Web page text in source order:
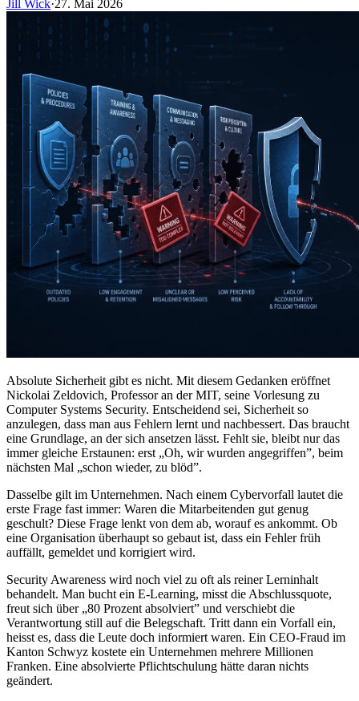
Jill Wick·27. Mai 2026
Absolute Sicherheit gibt es nicht. Mit diesem Gedanken eröffnet
Nickolai Zeldovich, Professor an der MIT, seine Vorlesung zu
Computer Systems Security. Entscheidend sei, Sicherheit so
anzulegen, dass man aus Fehlern lernt und nachbessert. Das braucht
eine Grundlage, an der sich ansetzen lässt. Fehlt sie, bleibt nur das
immer gleiche Erstaunen: erst „Oh, wir wurden angegriffen”, beim
nächsten Mal „schon wieder, zu blöd”.
Dasselbe gilt im Unternehmen. Nach einem Cybervorfall lautet die
erste Frage fast immer: Waren die Mitarbeitenden gut genug
geschult? Diese Frage lenkt von dem ab, worauf es ankommt. Ob
eine Organisation überhaupt so gebaut ist, dass ein Fehler früh
auffällt, gemeldet und korrigiert wird.
Security Awareness wird noch viel zu oft als reiner Lerninhalt
behandelt. Man bucht ein E-Learning, misst die Abschlussquote,
freut sich über „80 Prozent absolviert” und verschiebt die
Verantwortung still auf die Belegschaft. Tritt dann ein Vorfall ein,
heisst es, dass die Leute doch informiert waren. Ein CEO-Fraud im
Kanton Schwyz kostete ein Unternehmen mehrere Millionen
Franken. Eine absolvierte Pflichtschulung hätte daran nichts
geändert.